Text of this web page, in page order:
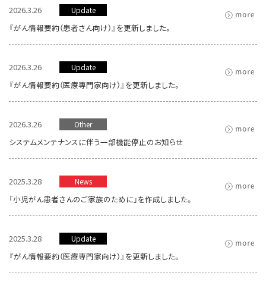
2026.3.26 Update
『がん情報要約（患者さん向け）』を更新しました。
2026.3.26 Update
『がん情報要約（医療専門家向け）』を更新しました。
2026.3.26 Other
システムメンテナンスに伴う一部機能停止のお知らせ
2025.3.28 News
「小児がん患者さんのご家族のために」を作成しました。
2025.3.28 Update
『がん情報要約（医療専門家向け）』を更新しました。